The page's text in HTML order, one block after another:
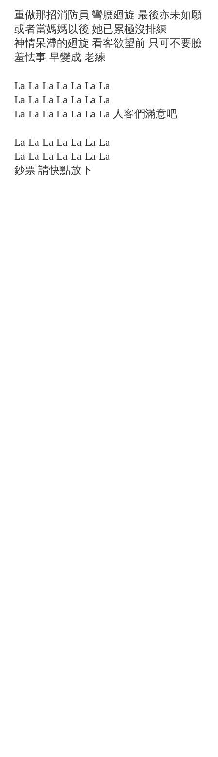
重做那招消防員 彎腰廻旋 最後亦未如願
或者當媽媽以後 她已累極沒排練
神情呆滯的廻旋 看客欲望前 只可不要臉
羞怯事 早變成 老練
La La La La La La La
La La La La La La La
La La La La La La La 人客們滿意吧
La La La La La La La
La La La La La La La
鈔票 請快點放下